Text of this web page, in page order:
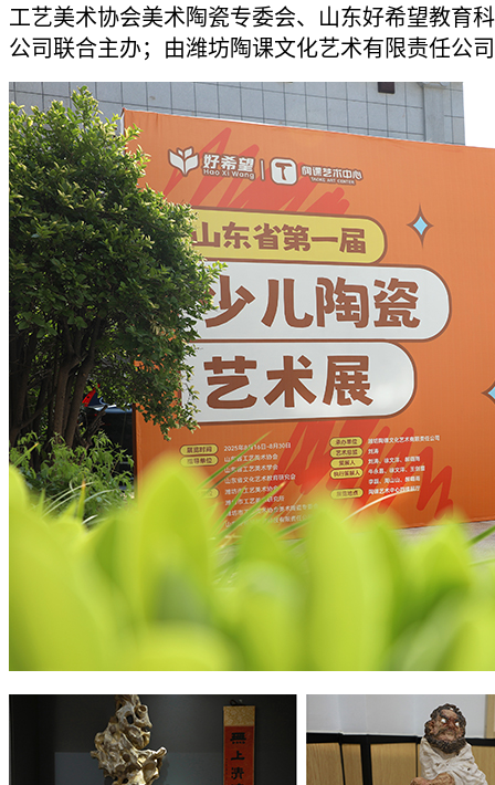
工艺美术协会美术陶瓷专委会、山东好希望教育
公司联合主办；由潍坊陶课文化艺术有限责任公